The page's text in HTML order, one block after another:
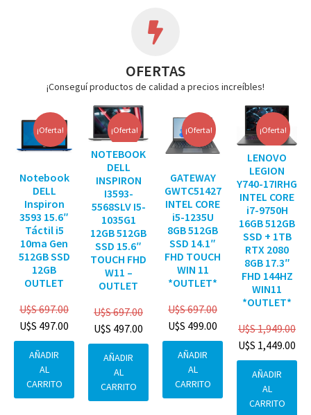
OFERTAS
¡Conseguí productos de calidad a precios increíbles!
¡Oferta!
Notebook
DELL
Inspiron
3593 15.6″
Táctil i5
10ma Gen
512GB SSD
12GB
OUTLET
U$S697.00
U$S 497.00
AÑADIR
AL
CARRITO
¡Oferta!
NOTEBOOK
DELL
INSPIRON
I3593-
5568SLV I5-
1035G1
12GB 512GB
SSD 15.6″
TOUCH FHD
W11 –
OUTLET
U$S697.00
U$S 497.00
AÑADIR
AL
CARRITO
¡Oferta!
GATEWAY
GWTC51427
INTEL CORE
i5-1235U
8GB 512GB
SSD 14.1″
FHD TOUCH
WIN 11
*OUTLET*
U$S697.00
U$S 499.00
AÑADIR
AL
CARRITO
¡Oferta!
LENOVO
LEGION
Y740-17IRHG
INTEL CORE
i7-9750H
16GB 512GB
SSD + 1TB
RTX 2080
8GB 17.3″
FHD 144HZ
WIN11
*OUTLET*
U$S1,949.00
U$S 1,449.00
AÑADIR
AL
CARRITO